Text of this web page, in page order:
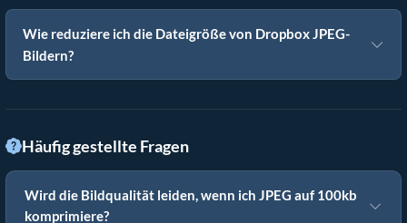
Wie reduziere ich die Dateigröße von Dropbox JPEG-
Bildern?
Häufig gestellte Fragen
Wird die Bildqualität leiden, wenn ich JPEG auf 100kb
komprimiere?